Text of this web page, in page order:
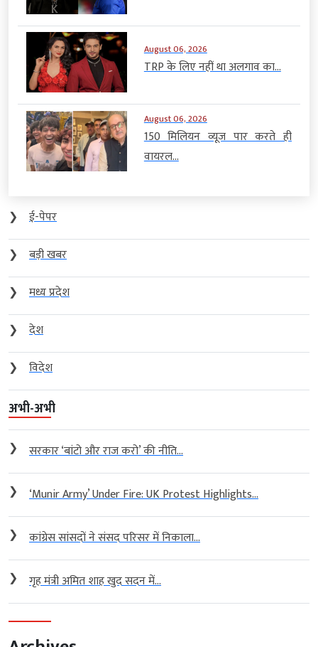
August 06, 2026
TRP के लिए नहीं था अलगाव का...
August 06, 2026
150 मिलियन व्यूज पार करते ही
वायरल...
❯
ई-पेपर
❯
बड़ी खबर
❯
मध्य प्रदेश
❯
देश
❯
विदेश
अभी-अभी
❯ सरकार ‘बांटो और राज करो’ की नीति...
❯ ‘Munir Army’ Under Fire: UK Protest Highlights...
❯ कांग्रेस सांसदों ने संसद परिसर में निकाला...
❯ गृह मंत्री अमित शाह खुद सदन में...